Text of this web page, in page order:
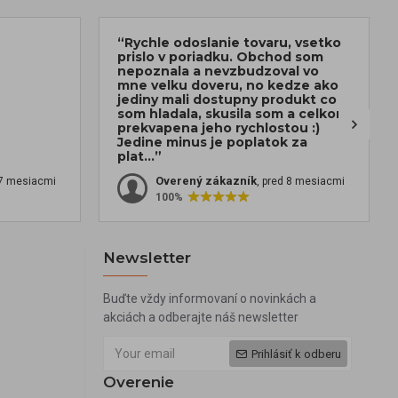
mesiacmi
“Rychle odoslanie tovaru, vsetko
prislo v poriadku. Obchod som
nepoznala a nevzbudzoval vo
mne velku doveru, no kedze ako
jediny mali dostupny produkt co
som hladala, skusila som a celkom
prekvapena jeho rychlostou :)
Jedine minus je poplatok za
plat...”
Overený zákazník, pred 8 mesiacmi
100%
Newsletter
Buďte vždy informovaní o novinkách a
akciách a odberajte náš newsletter
Prihlásiť k odberu
Overenie